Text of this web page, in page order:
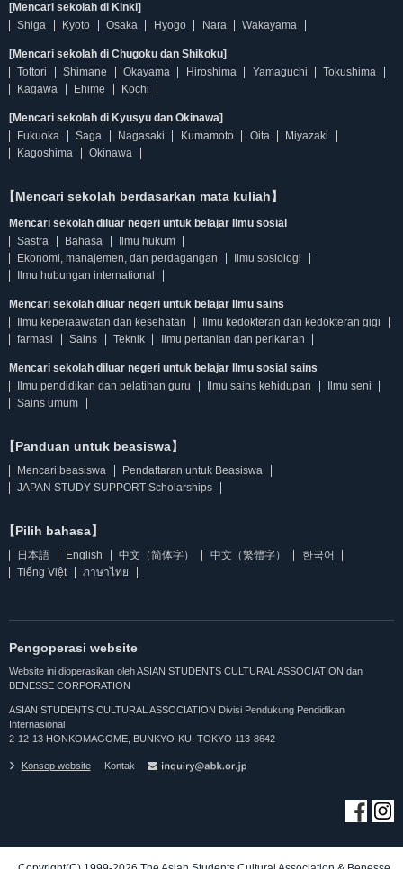
[Mencari sekolah di Kinki]
Shiga
Kyoto Osaka Hyogo Nara Wakayama
[Mencari sekolah di Chugoku dan Shikoku]
Tottori
Shimane Okayama Hiroshima Yamaguchi
Tokushima
Kagawa
Ehime Kochi
[Mencari sekolah di Kyusyu dan Okinawa]
Fukuoka
Saga Nagasaki Kumamoto Oita
Miyazaki
Kagoshima
Okinawa
【Mencari sekolah berdasarkan mata kuliah】
Mencari sekolah diluar negeri untuk belajar Ilmu sosial
Sastra
Bahasa
Ilmu hukum
Ekonomi, manajemen, dan perdagangan
Ilmu sosiologi
Ilmu hubungan international
Mencari sekolah diluar negeri untuk belajar Ilmu sains
Ilmu keperaawatan dan kesehatan
Ilmu kedokteran dan kedokteran gigi
farmasi
Sains Teknik Ilmu pertanian dan perikanan
Mencari sekolah diluar negeri untuk belajar Ilmu sosial sains
Ilmu pendidikan dan pelatihan guru
Ilmu sains kehidupan
Ilmu seni
Sains umum
【Panduan untuk beasiswa】
Mencari beasiswa
Pendaftaran untuk Beasiswa
JAPAN STUDY SUPPORT Scholarships
【Pilih bahasa】
日本語 English 中文（简体字） 中文（繁體字）
한국어
Tiếng Việt
ภาษาไทย
Pengoperasi website
Website ini dioperasikan oleh ASIAN STUDENTS CULTURAL ASSOCIATION dan
BENESSE CORPORATION
ASIAN STUDENTS CULTURAL ASSOCIATION Divisi Pendukung Pendidikan
Internasional
2-12-13 HONKOMAGOME, BUNKYO-KU, TOKYO 113-8642
Konsep website Kontak